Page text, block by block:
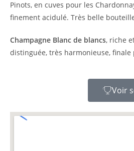
Pinots, en cuves pour les
finement acidulé. Très belle
Champagne Blanc de blancs, riche
distinguée, très harmonieuse, finale
Voir